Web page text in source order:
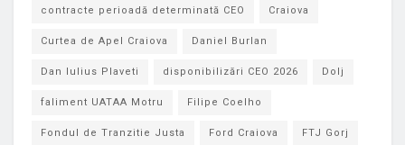
contracte perioadă determinată CEO Craiova
Curtea de Apel Craiova Daniel Burlan
Dan Iulius Plaveti disponibilizări CEO 2026 Dolj
faliment UATAA Motru Filipe Coelho
Fondul de Tranzitie Justa Ford Craiova FTJ Gorj